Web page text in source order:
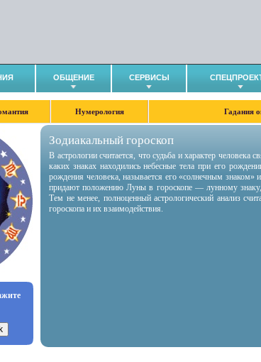
ОБЩЕНИЕ СЕРВИСЫ
Нумерология Гадания
Зодиакальный гороскоп
В астрологии считается, что судьба и характер
каких знаках находились небесные тела при его
рождения человека, называется его «солнечным знаком»
придают положению Луны в гороскопе — лунному
Тем не менее, полноценный астрологический анализ
гороскопа и их взаимодействия.